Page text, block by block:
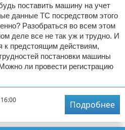
поставить машину на учет
данные ТС посредством этого
Разобраться во всем этом
деле все не так уж и трудно. И
к предстоящим действиям,
постановки машины
ли провести регистрацию
Подробнее